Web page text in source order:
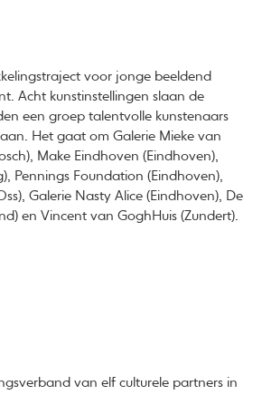
voor jonge beeldend
Acht kunstinstellingen slaan de
een groep talentvolle kunstenaars
Het gaat om Galerie Mieke van
Make Eindhoven (Eindhoven),
Pennings Foundation (Eindhoven),
Galerie Nasty Alice (Eindhoven), De
en Vincent van GoghHuis (Zundert).
van elf culturele partners in